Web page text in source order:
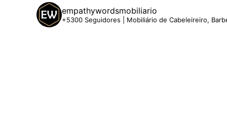
empathywordsmobiliario
+5300 Seguidores | Mobiliário de Cabeleireiro,